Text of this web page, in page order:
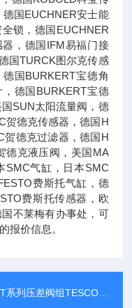
国EUCHNER安士能
锁，德国EUCHNER
，德国IFM易福门接
国TURCK图尔克传感
国BURKERT宝德角
德国BURKERT宝德
SUN太阳流量阀，德
贺德克传感器，德国H
贺德克过滤器，德国H
德克液压阀，美国MA
SMC气缸，日本SMC
费斯托气缸，德
费斯托传感器，欧
不莱梅有办事处，可
报价信息。
压差阀组TESCOM现货